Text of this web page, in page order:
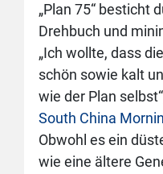
„Plan 75“ besticht
Drehbuch und
„Ich wollte, dass
schön sowie kalt
wie der Plan
South China
Obwohl es ein
wie eine ältere